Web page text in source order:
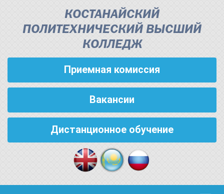
КОСТАНАЙСКИЙ
ПОЛИТЕХНИЧЕСКИЙ ВЫСШИЙ
КОЛЛЕДЖ
Приемная комиссия
Вакансии
Дистанционное обучение